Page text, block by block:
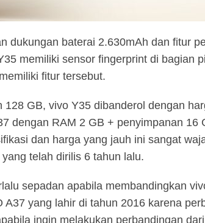
dukungan baterai 2.630mAh dan fitur
memiliki sensor fingerprint di bagian
fitur tersebut.
GB, vivo Y35 dibanderol dengan
dengan RAM 2 GB + penyimpanan 16
dan harga yang jauh ini sangat
telah dirilis 6 tahun lalu.
sepadan apabila membandingkan
yang lahir di tahun 2016 karena
ingin melakukan perbandingan